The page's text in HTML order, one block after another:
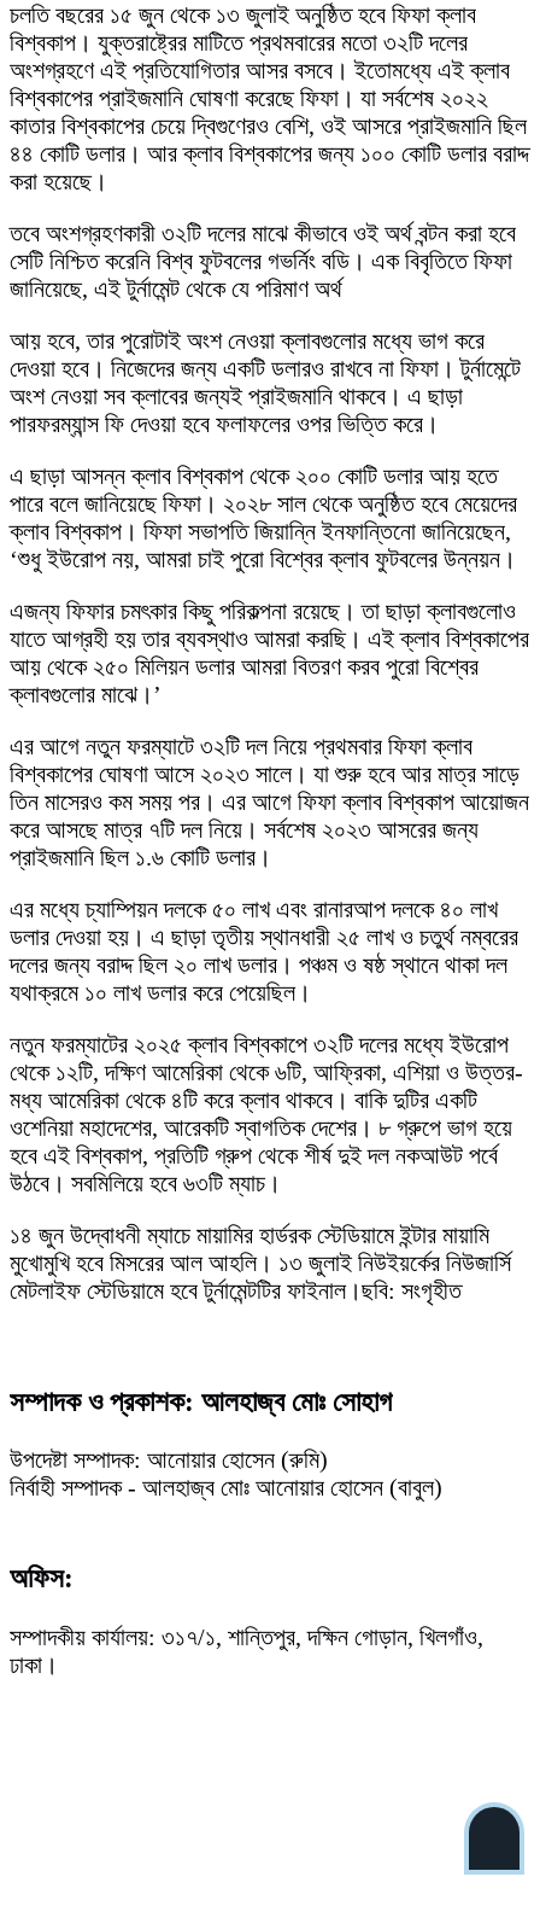
চলতি বছরের ১৫ জুন থেকে ১৩ জুলাই অনুষ্ঠিত হবে ফিফা ক্লাব
বিশ্বকাপ। যুক্তরাষ্ট্রের মাটিতে প্রথমবারের মতো ৩২টি দলের
অংশগ্রহণে এই প্রতিযোগিতার আসর বসবে। ইতোমধ্যে এই ক্লাব
বিশ্বকাপের প্রাইজমানি ঘোষণা করেছে ফিফা। যা সর্বশেষ ২০২২
কাতার বিশ্বকাপের চেয়ে দ্বিগুণেরও বেশি, ওই আসরে প্রাইজমানি ছিল
৪৪ কোটি ডলার। আর ক্লাব বিশ্বকাপের জন্য ১০০ কোটি ডলার বরাদ্দ
করা হয়েছে।
তবে অংশগ্রহণকারী ৩২টি দলের মাঝে কীভাবে ওই অর্থ বন্টন করা হবে
সেটি নিশ্চিত করেনি বিশ্ব ফুটবলের গভর্নিং বডি। এক বিবৃতিতে ফিফা
জানিয়েছে, এই টুর্নামেন্ট থেকে যে পরিমাণ অর্থ
আয় হবে, তার পুরোটাই অংশ নেওয়া ক্লাবগুলোর মধ্যে ভাগ করে
দেওয়া হবে। নিজেদের জন্য একটি ডলারও রাখবে না ফিফা। টুর্নামেন্টে
অংশ নেওয়া সব ক্লাবের জন্যই প্রাইজমানি থাকবে। এ ছাড়া
পারফরম্যান্স ফি দেওয়া হবে ফলাফলের ওপর ভিত্তি করে।
এ ছাড়া আসন্ন ক্লাব বিশ্বকাপ থেকে ২০০ কোটি ডলার আয় হতে
পারে বলে জানিয়েছে ফিফা। ২০২৮ সাল থেকে অনুষ্ঠিত হবে মেয়েদের
ক্লাব বিশ্বকাপ। ফিফা সভাপতি জিয়ান্নি ইনফান্তিনো জানিয়েছেন,
‘শুধু ইউরোপ নয়, আমরা চাই পুরো বিশ্বের ক্লাব ফুটবলের উন্নয়ন।
এজন্য ফিফার চমৎকার কিছু পরিকল্পনা রয়েছে। তা ছাড়া ক্লাবগুলোও
যাতে আগ্রহী হয় তার ব্যবস্থাও আমরা করছি। এই ক্লাব বিশ্বকাপের
আয় থেকে ২৫০ মিলিয়ন ডলার আমরা বিতরণ করব পুরো বিশ্বের
ক্লাবগুলোর মাঝে।’
এর আগে নতুন ফরম্যাটে ৩২টি দল নিয়ে প্রথমবার ফিফা ক্লাব
বিশ্বকাপের ঘোষণা আসে ২০২৩ সালে। যা শুরু হবে আর মাত্র সাড়ে
তিন মাসেরও কম সময় পর। এর আগে ফিফা ক্লাব বিশ্বকাপ আয়োজন
করে আসছে মাত্র ৭টি দল নিয়ে। সর্বশেষ ২০২৩ আসরের জন্য
প্রাইজমানি ছিল ১.৬ কোটি ডলার।
এর মধ্যে চ্যাম্পিয়ন দলকে ৫০ লাখ এবং রানারআপ দলকে ৪০ লাখ
ডলার দেওয়া হয়। এ ছাড়া তৃতীয় স্থানধারী ২৫ লাখ ও চতুর্থ নম্বরের
দলের জন্য বরাদ্দ ছিল ২০ লাখ ডলার। পঞ্চম ও ষষ্ঠ স্থানে থাকা দল
যথাক্রমে ১০ লাখ ডলার করে পেয়েছিল।
নতুন ফরম্যাটের ২০২৫ ক্লাব বিশ্বকাপে ৩২টি দলের মধ্যে ইউরোপ
থেকে ১২টি, দক্ষিণ আমেরিকা থেকে ৬টি, আফ্রিকা, এশিয়া ও উত্তর-
মধ্য আমেরিকা থেকে ৪টি করে ক্লাব থাকবে। বাকি দুটির একটি
ওশেনিয়া মহাদেশের, আরেকটি স্বাগতিক দেশের। ৮ গ্রুপে ভাগ হয়ে
হবে এই বিশ্বকাপ, প্রতিটি গ্রুপ থেকে শীর্ষ দুই দল নকআউট পর্বে
উঠবে। সবমিলিয়ে হবে ৬৩টি ম্যাচ।
১৪ জুন উদ্বোধনী ম্যাচে মায়ামির হার্ডরক স্টেডিয়ামে ইন্টার মায়ামি
মুখোমুখি হবে মিসরের আল আহলি। ১৩ জুলাই নিউইয়র্কের নিউজার্সি
মেটলাইফ স্টেডিয়ামে হবে টুর্নামেন্টটির ফাইনাল।ছবি: সংগৃহীত
সম্পাদক ও প্রকাশক: আলহাজ্ব মোঃ সোহাগ
উপদেষ্টা সম্পাদক: আনোয়ার হোসেন (রুমি)
নির্বাহী সম্পাদক - আলহাজ্ব মোঃ আনোয়ার হোসেন (বাবুল)
অফিস:
সম্পাদকীয় কার্যালয়: ৩১৭/১, শান্তিপুর, দক্ষিন গোড়ান, খিলগাঁও,
ঢাকা।